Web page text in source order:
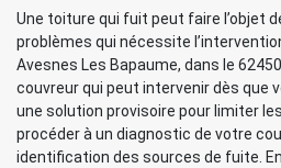
Une toiture qui fuit peut faire l’objet
problèmes qui nécessite
Avesnes Les Bapaume, dans le
couvreur qui peut intervenir dès que
une solution provisoire pour limiter
procéder à un diagnostic de votre
identification des sources de fuite.